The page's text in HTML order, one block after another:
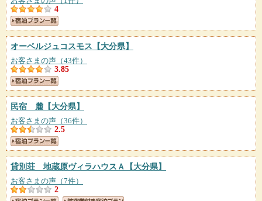
4
オーベルジュコスモス 【大分県】
お客さまの声（43件）
3.85
民宿 麓 【大分県】
お客さまの声（36件）
2.5
貸別荘 地蔵原ヴィラハウスＡ 【大分県】
お客さまの声（7件）
2